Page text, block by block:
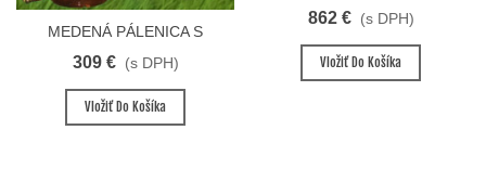
MEDENÁ PÁLENICA S
AROMAVEŽOU PREMIUM 10
L
309 € (s DPH)
Vložiť Do Košíka
40L
862 € (s DPH)
Vložiť Do Košíka